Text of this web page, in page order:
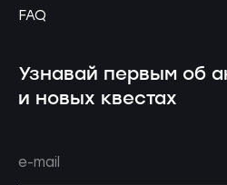
FAQ
Узнавай первым об
и новых квестах